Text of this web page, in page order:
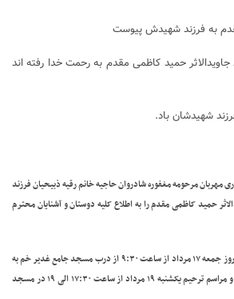
به فرزند شهیدش پیوست
حمید کاظمی مقدم به رحمت خدا رفته اند
شهیدشان باد.
مهربان مرحومه مغفوره شادروانحاجیه خانم رقیه ذبیحیان فرزند
حمید کاظمی مقدمرا به اطلاع کلیه دوستان و آشنایان محترم
مراسم تشییع و تدفین آن مرحومه روز جمعه ۱۷ مرداد از ساعت ۹:۳۰ از درب مسجد جامع غدیر خم به
و
مراسم ترحیم یکشنبه ۱۹ مرداد از ساعت ۱۷:۳۰ الی ۱۹ در مسجد